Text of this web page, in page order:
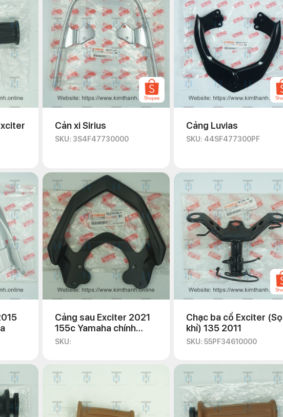
Cản xi Sirius
SKU: 3S4F47730000
Cảng Luvias
SKU: 44SF477300PF
Cảng sau Exciter 2021
155c Yamaha chính
hãng
SKU:
Chạc ba cổ Exciter (Sọ
khỉ) 135 2011
SKU: 55PF34610000